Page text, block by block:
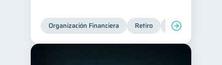
Organización Financiera Retiro Cuenta